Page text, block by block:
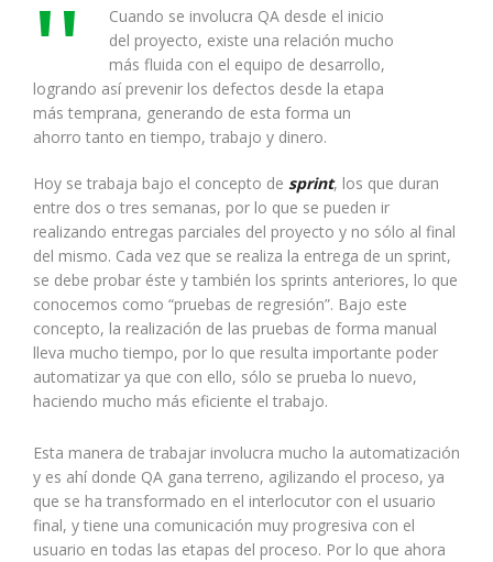
Cuando se involucra QA desde el inicio
del proyecto, existe una relación mucho
más fluida con el equipo de desarrollo,
logrando así prevenir los defectos desde la etapa
más temprana, generando de esta forma un
ahorro tanto en tiempo, trabajo y dinero.
Hoy se trabaja bajo el concepto de sprint, los que duran
entre dos o tres semanas, por lo que se pueden ir
realizando entregas parciales del proyecto y no sólo al final
del mismo. Cada vez que se realiza la entrega de un sprint,
se debe probar éste y también los sprints anteriores, lo que
conocemos como “pruebas de regresión”. Bajo este
concepto, la realización de las pruebas de forma manual
lleva mucho tiempo, por lo que resulta importante poder
automatizar ya que con ello, sólo se prueba lo nuevo,
haciendo mucho más eficiente el trabajo.
Esta manera de trabajar involucra mucho la automatización
y es ahí donde QA gana terreno, agilizando el proceso, ya
que se ha transformado en el interlocutor con el usuario
final, y tiene una comunicación muy progresiva con el
usuario en todas las etapas del proceso. Por lo que ahora